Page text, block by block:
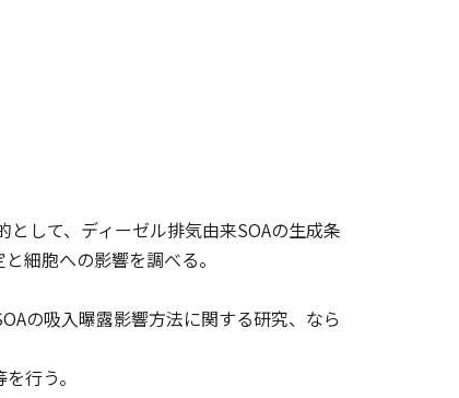
して、ディーゼル排気由来SOAの生成条
細胞への影響を調べる。
の吸入曝露影響方法に関する研究、なら
行う。